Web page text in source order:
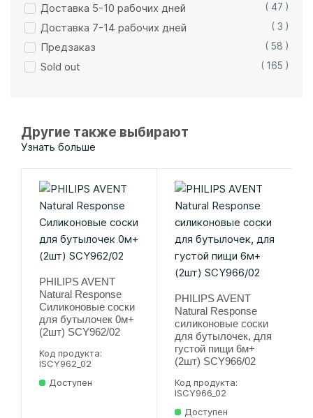
Доставка 5-10 рабочих дней ( 47 )
Доставка 7-14 рабочих дней ( 3 )
Предзаказ ( 58 )
Sold out ( 165 )
Другие также выбирают
Узнать больше
PHILIPS AVENT
Natural Response
Силиконовые соски
для бутылочек 0м+
(2шт) SCY962/02
Код продукта:
lSCY962_02
Доступен
PHILIPS AVENT
Natural Response
силиконовые соски
для бутылочек, для
густой пищи 6м+
(2шт) SCY966/02
Код продукта:
lSCY966_02
Доступен